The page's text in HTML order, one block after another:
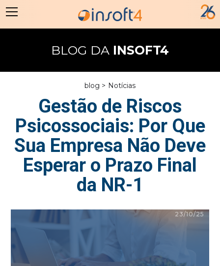
BLOG DAINSOFT4
blog > Notícias
Gestão de Riscos
Psicossociais: Por Que
Sua Empresa Não Deve
Esperar o Prazo Final
da NR-1
23/10/25